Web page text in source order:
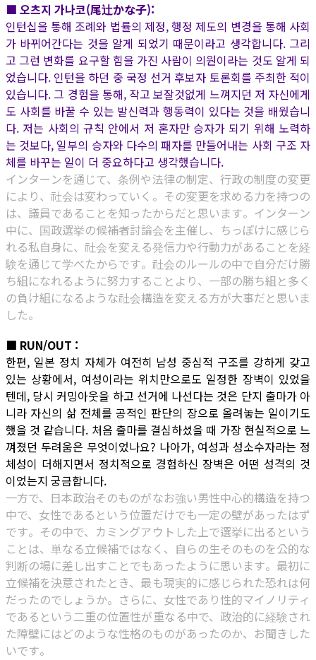
■ 오츠지 가나코(尾辻かな子):
인턴십을 통해 조례와 법률의 제정, 행정 제도의 변경을 통해 사회
가 바뀌어간다는 것을 알게 되었기 때문이라고 생각합니다. 그리
고 그런 변화를 요구할 힘을 가진 사람이 의원이라는 것도 알게 되
었습니다. 인턴을 하던 중 국정 선거 후보자 토론회를 주최한 적이
있습니다. 그 경험을 통해, 작고 보잘것없게 느껴지던 저 자신에게
도 사회를 바꿀 수 있는 발신력과 행동력이 있다는 것을 배웠습니
다. 저는 사회의 규칙 안에서 저 혼자만 승자가 되기 위해 노력하
는 것보다, 일부의 승자와 다수의 패자를 만들어내는 사회 구조 자
체를 바꾸는 일이 더 중요하다고 생각했습니다.
インターンを通じて、条例や法律の制定、行政の制度の変更
により、社会は変わっていく。その変更を求める力を持つの
は、議員であることを知ったからだと思います。インターン
中に、国政選挙の候補者討論会を主催し、ちっぽけに感じら
れる私自身に、社会を変える発信力や行動力があることを経
験を通じて学べたからです。社会のルールの中で自分だけ勝
ち組になれるように努力することより、一部の勝ち組と多く
の負け組になるような社会構造を変える方が大事だと思いま
した。
■ RUN/OUT :
한편, 일본 정치 자체가 여전히 남성 중심적 구조를 강하게 갖고
있는 상황에서, 여성이라는 위치만으로도 일정한 장벽이 있었을
텐데, 당시 커밍아웃을 하고 선거에 나선다는 것은 단지 출마가 아
니라 자신의 삶 전체를 공적인 판단의 장으로 올려놓는 일이기도
했을 것 같습니다. 처음 출마를 결심하셨을 때 가장 현실적으로 느
껴졌던 두려움은 무엇이었나요? 나아가, 여성과 성소수자라는 정
체성이 더해지면서 정치적으로 경험하신 장벽은 어떤 성격의 것
이었는지 궁금합니다.
一方で、日本政治そのものがなお強い男性中心的構造を持つ
中で、女性であるという位置だけでも一定の壁があったはず
です。その中で、カミングアウトした上で選挙に出るという
ことは、単なる立候補ではなく、自らの生そのものを公的な
判断の場に差し出すことでもあったように思います。最初に
立候補を決意されたとき、最も現実的に感じられた恐れは何
だったのでしょうか。さらに、女性であり性的マイノリティ
であるという二重の位置性が重なる中で、政治的に経験され
た障壁にはどのような性格のものがあったのか、お聞きした
いです。